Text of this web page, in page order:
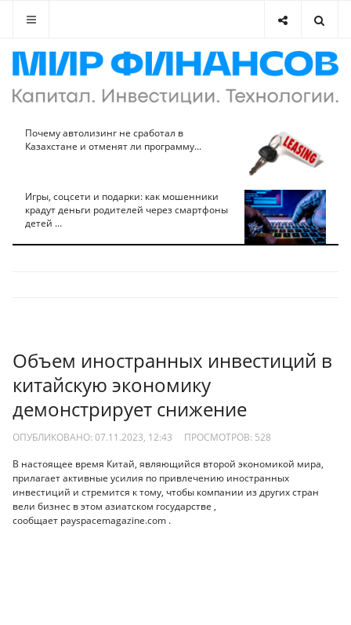
Почему автолизинг не сработал в
Казахстане и отменят ли программу...
Игры, соцсети и подарки: как мошенники
крадут деньги родителей через смартфоны
детей ...
Объем иностранных инвестиций в
китайскую экономику
демонстрирует снижение
ОПУБЛИКОВАНО: 07.11.2023, 12:43 ПРОСМОТРОВ: 528
В настоящее время Китай, являющийся второй экономикой мира,
прилагает активные усилия по привлечению иностранных
инвестиций и стремится к тому, чтобы компании из других стран
вели бизнес в этом азиатском государстве ,
сообщает payspacemagazine.com .